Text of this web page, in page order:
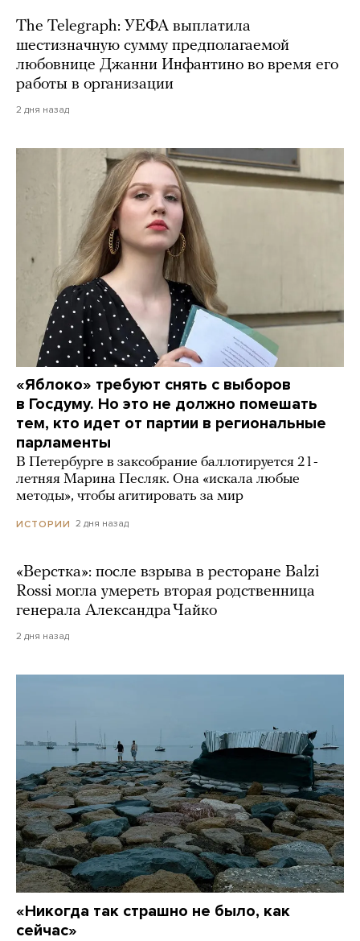
The Telegraph: УЕФА выплатила
шестизначную сумму предполагаемой
любовнице Джанни Инфантино во время его
работы в организации
2 дня назад
«Яблоко» требуют снять с выборов
в Госдуму. Но это не должно помешать
тем, кто идет от партии в региональные
парламенты
В Петербурге в заксобрание баллотируется 21-
летняя Марина Песляк. Она «искала любые
методы», чтобы агитировать за мир
ИСТОРИИ 2 дня назад
«Верстка»: после взрыва в ресторане Balzi
Rossi могла умереть вторая родственница
генерала Александра Чайко
2 дня назад
«Никогда так страшно не было, как
сейчас»